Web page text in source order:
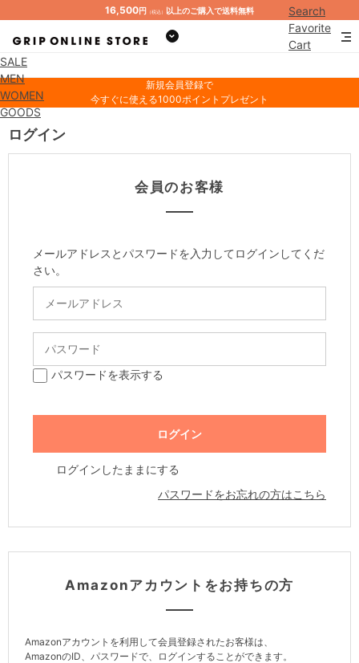
16,500円 （税込） 以上のご購入で送料無料
Search
Favorite
Cart
SALE
MEN
WOMEN
GOODS
新規会員登録で
今すぐに使える1000ポイントプレゼント
ログイン
会員のお客様
メールアドレスとパスワードを入力してログインしてくだ
さい。
パスワードを表示する
ログインしたままにする
パスワードをお忘れの方はこちら
Amazonアカウントをお持ちの方
Amazonアカウントを利用して会員登録されたお客様は、
AmazonのID、パスワードで、ログインすることができます。